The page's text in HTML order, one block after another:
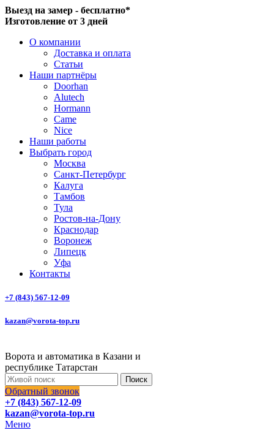
Выезд на замер - бесплатно*
Изготовление от 3 дней
О компании
Доставка и оплата
Статьи
Наши партнёры
Doorhan
Alutech
Hormann
Came
Nice
Наши работы
Выбрать город
Москва
Санкт-Петербург
Калуга
Тамбов
Тула
Ростов-на-Дону
Краснодар
Воронеж
Липецк
Уфа
Контакты
+7 (843) 567-12-09
kazan@vorota-top.ru
Ворота и автоматика в Казани и
республике Татарстан
Поиск
Обратный звонок
+7 (843) 567-12-09
kazan@vorota-top.ru
Меню